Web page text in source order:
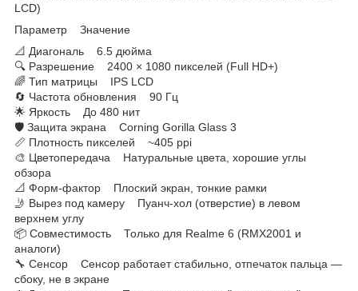
LCD)
Параметр Значение
📐 Диагональ 6.5 дюйма
🔍 Разрешение 2400 × 1080 пикселей (Full HD+)
🌈 Тип матрицы IPS LCD
🔄 Частота обновления 90 Гц
🌟 Яркость До 480 нит
🛡 Защита экрана Corning Gorilla Glass 3
📏 Плотность пикселей ~405 ppi
🎨 Цветопередача Натуральные цвета, хорошие углы
обзора
📐 Форм-фактор Плоский экран, тонкие рамки
🤳 Вырез под камеру Пуанч-хол (отверстие) в левом
верхнем углу
📦 Совместимость Только для Realme 6 (RMX2001 и
аналоги)
🔧 Сенсор Сенсор работает стабильно, отпечаток пальца —
сбоку, не в экране